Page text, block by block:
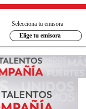
Selecciona tu emisora
Elige tu emisora